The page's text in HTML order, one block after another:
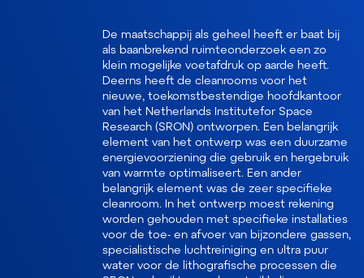
De maatschappij als geheel heeft er baat bij
als baanbrekend ruimteonderzoek een zo
klein mogelijke voetafdruk op aarde heeft.
Deerns heeft de cleanrooms voor het
nieuwe, toekomstbestendige hoofdkantoor
van het Netherlands Institutefor Space
Research (SRON) ontworpen. Een belangrijk
element van het ontwerp was een duurzame
energievoorziening die gebruik en hergebruik
van warmte optimaliseert. Een ander
belangrijk element was de zeer specifieke
cleanroom. In het ontwerp moest rekening
worden gehouden met specifieke installaties
voor de toe- en afvoer van bijzondere gassen,
specialistische luchtreiniging en ultra puur
water voor de lithografische processen die